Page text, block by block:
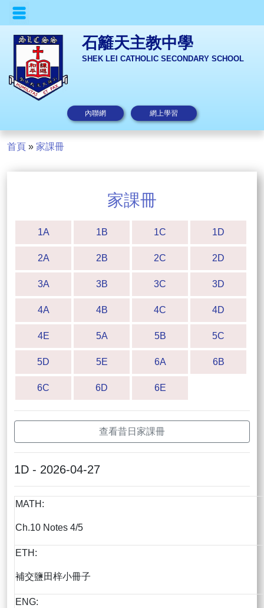
石籬天主教中學
SHEK LEI CATHOLIC SECONDARY SCHOOL
內聯網 網上學習
首頁 » 家課冊
家課冊
1A 1B 1C 1D
2A 2B 2C 2D
3A 3B 3C 3D
4A 4B 4C 4D
4E 5A 5B 5C
5D 5E 6A 6B
6C 6D 6E
查看昔日家課冊
1D - 2026-04-27
MATH:
Ch.10 Notes 4/5
ETH:
補交鹽田梓小冊子
ENG: